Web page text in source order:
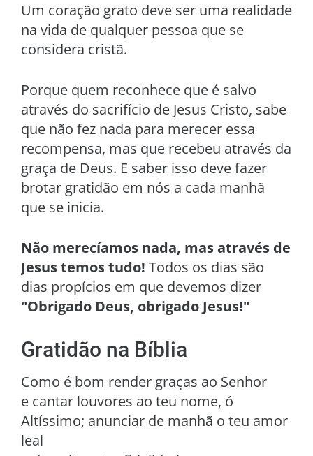
Um coração grato deve ser uma realidade
na vida de qualquer pessoa que se
considera cristã.
Porque quem reconhece que é salvo
através do sacrifício de Jesus Cristo, sabe
que não fez nada para merecer essa
recompensa, mas que recebeu através da
graça de Deus. E saber isso deve fazer
brotar gratidão em nós a cada manhã
que se inicia.
Não merecíamos nada, mas através de
Jesus temos tudo! Todos os dias são
dias propícios em que devemos dizer
"Obrigado Deus, obrigado Jesus!"
Gratidão na Bíblia
Como é bom render graças ao Senhor
e cantar louvores ao teu nome, ó
Altíssimo; anunciar de manhã o teu amor
leal